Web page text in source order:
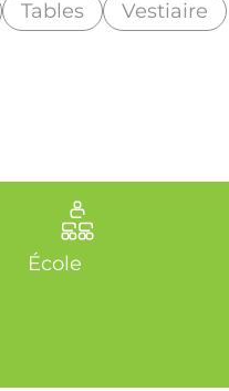
Tables Vestiaire
École